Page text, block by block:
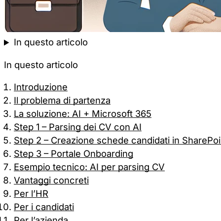
In questo articolo
In questo articolo
Introduzione
Il problema di partenza
La soluzione: AI + Microsoft 365
Step 1 – Parsing dei CV con AI
Step 2 – Creazione schede candidati in
Step 3 – Portale Onboarding
Esempio tecnico: AI per parsing CV
Vantaggi concreti
Per l’HR
Per i candidati